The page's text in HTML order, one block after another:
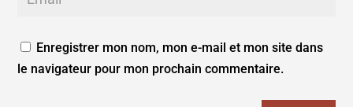
Enregistrer mon nom, mon e-mail et mon site dans
le navigateur pour mon prochain commentaire.